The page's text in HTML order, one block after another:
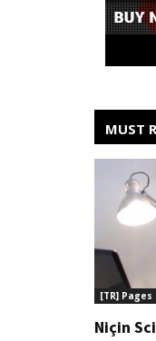
MUST
[TR] Pages
Niçin